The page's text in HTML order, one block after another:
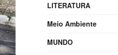
LITERATURA
Meio Ambiente
MUNDO